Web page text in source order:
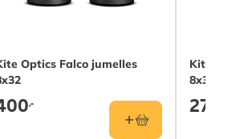
Optics Falco jumelles
,-
Kite
8x32
270